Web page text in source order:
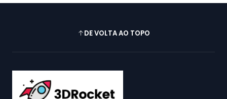
DE VOLTA AO TOPO